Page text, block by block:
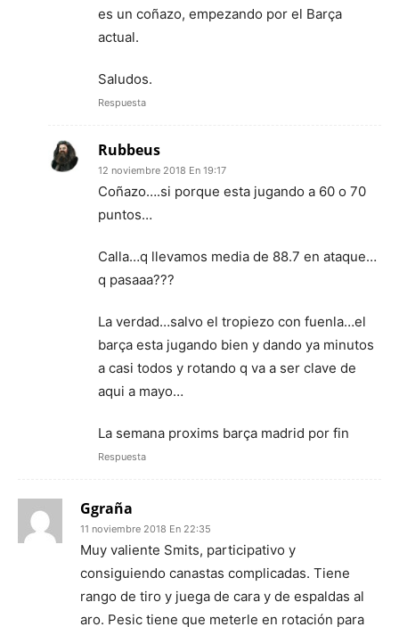
es un coñazo, empezando por el Barça
actual.
Saludos.
Respuesta
Rubbeus
12 noviembre 2018 En 19:17
Coñazo….si porque esta jugando a 60 o 70
puntos…
Calla…q llevamos media de 88.7 en ataque…
q pasaaa???
La verdad…salvo el tropiezo con fuenla…el
barça esta jugando bien y dando ya minutos
a casi todos y rotando q va a ser clave de
aqui a mayo…
La semana proxims barça madrid por fin
Respuesta
Ggraña
11 noviembre 2018 En 22:35
Muy valiente Smits, participativo y
consiguiendo canastas complicadas. Tiene
rango de tiro y juega de cara y de espaldas al
aro. Pesic tiene que meterle en rotación para